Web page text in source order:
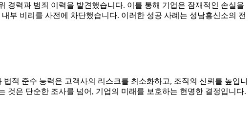
경력과 범죄 이력을 발견했습니다. 이를 통해 기업은 잠재적인 손실을
부 비리를 사전에 차단했습니다. 이러한 성공 사례는 성남흥신소의 전
적 준수 능력은 고객사의 리스크를 최소화하고, 조직의 신뢰를 높입니
것은 단순한 조사를 넘어, 기업의 미래를 보호하는 현명한 결정입니다.